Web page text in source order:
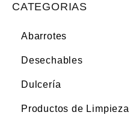
CATEGORIAS
Abarrotes
Desechables
Dulcería
Productos de Limpieza